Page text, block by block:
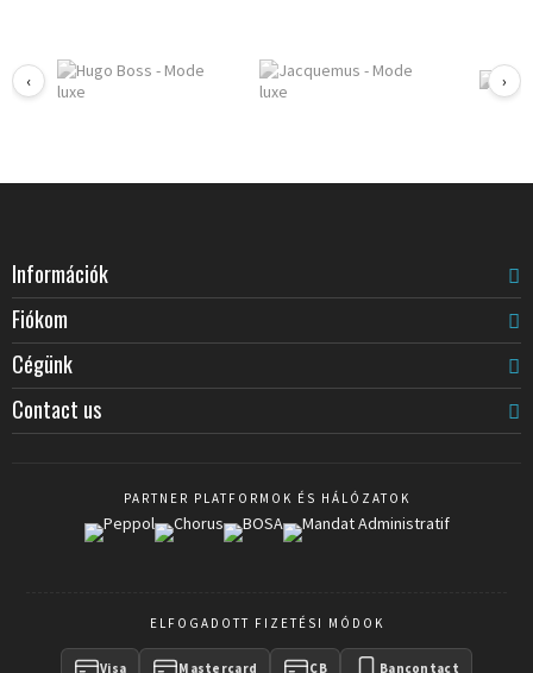
‹ ›
Információk
Fiókom
Cégünk
Contact us
PARTNER PLATFORMOK ÉS HÁLÓZATOK
ELFOGADOTT FIZETÉSI MÓDOK
Visa Mastercard CB Bancontact